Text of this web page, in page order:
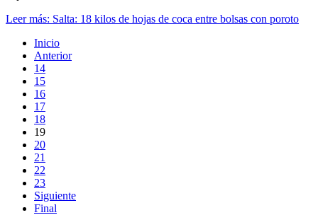
Leer más: Salta: 18 kilos de hojas de coca entre bolsas con poroto
Inicio
Anterior
14
15
16
17
18
19
20
21
22
23
Siguiente
Final